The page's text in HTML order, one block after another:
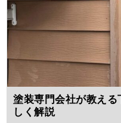
塗装専門会社が教え
しく解説